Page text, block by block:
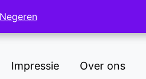
Impressie Over ons
Negeren
Negeren